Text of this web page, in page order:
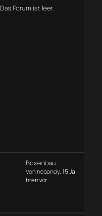
Das Forum ist leer.
Boxenbau
Von neoandy, 15 Ja
hren vor